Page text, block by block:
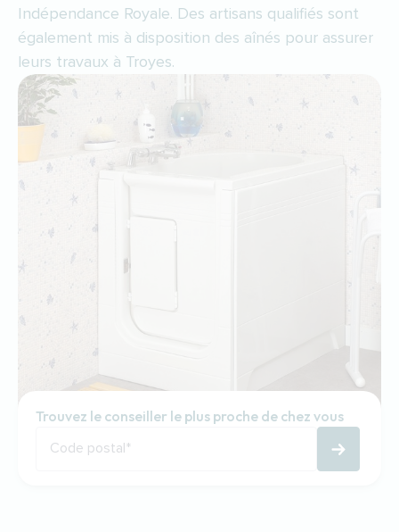
Indépendance Royale. Des artisans qualifiés sont
également mis à disposition des aînés pour assurer
leurs travaux à Troyes.
Trouvez le conseiller le plus proche de chez vous
Code postal*